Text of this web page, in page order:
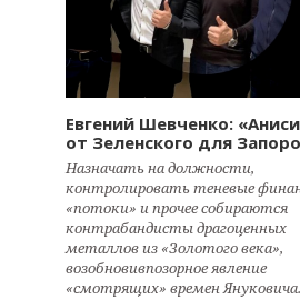
Евгений Шевченко:
от Зеленского для
Назначать на должности,
контролировать теневые
«потоки» и прочее собираются
контрабандисты драгоценных
металлов из «Золотого века»,
возобновивпозорное явление
«смотрящих» времен Януковича.